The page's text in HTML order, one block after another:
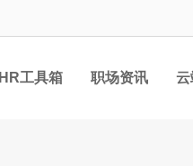
HR工具箱 职场资讯 云